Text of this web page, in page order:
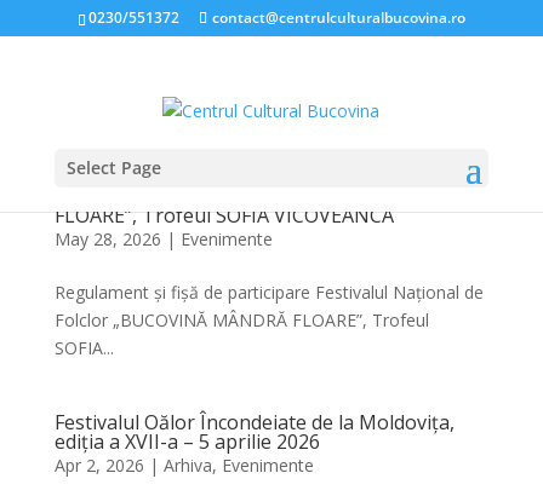
0230/551372 contact@centrulculturalbucovina.ro
Select Page
Regulament și fișă de participare Festivalul
FLOARE”, Trofeul SOFIA VICOVEANCA
May 28, 2026 | Evenimente
Regulament și fișă de participare Festivalul Național de
Folclor „BUCOVINĂ MÂNDRĂ FLOARE”, Trofeul
SOFIA...
Festivalul Oălor Încondeiate de la Moldovița,
ediția a XVII-a – 5 aprilie 2026
Apr 2, 2026 | Arhiva, Evenimente